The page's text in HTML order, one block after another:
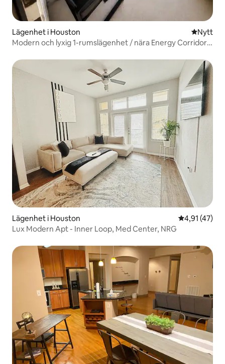
Lägenhet i Houston NyttNytt
Modern och lyxig 1-rumslägenhet / nära Energy Corridor i
Lägenhet i Houston 4,91 av 5 i
4,91 (47)
Lux Modern Apt - Inner Loop, Med Center, NRG